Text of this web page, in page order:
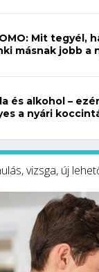
Mit tegyél,
másnak jobb a
és alkohol –
a nyári
vizsga, új